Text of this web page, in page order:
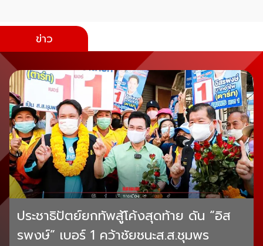
ข่าว
ประชาธิปัตย์ยกทัพสู้โค้งสุดท้าย ดัน “อิส
รพงษ์” เบอร์ 1 คว้าชัยชนะส.ส.ชุมพร